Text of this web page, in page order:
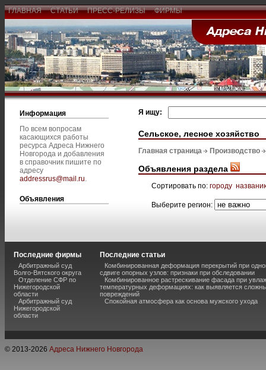
ГЛАВНАЯ СТАТЬИ ПРЕСС-РЕЛИЗЫ ФИРМЫ
Информация
По всем вопросам
касающихся работы
ресурса Адреса Нижнего
Новгорода и добавления
в справочник пишите по
адресу
addressrus@mail.ru.
Объявления
Я ищу:
Сельское, лесное хозяйство
Главная страница Производство
Объявления раздела
Сортировать по: городу
Выберите регион:
Последние фирмы
Арбитражный суд
Волго-Вятского округа
Отделение СФР по
Нижегородской
области
Арбитражный суд
Нижегородской
области
Последние статьи
Комбинированная деформация перекрытий при
сдвиге опорных узлов: признаки при обследовании
Комбинированное растрескивание фасада при
температурных деформациях: как выявляется
повреждений
Спокойная атмосфера как основа мужского ухода
© 2013-2026 Адреса Нижнего Новгорода